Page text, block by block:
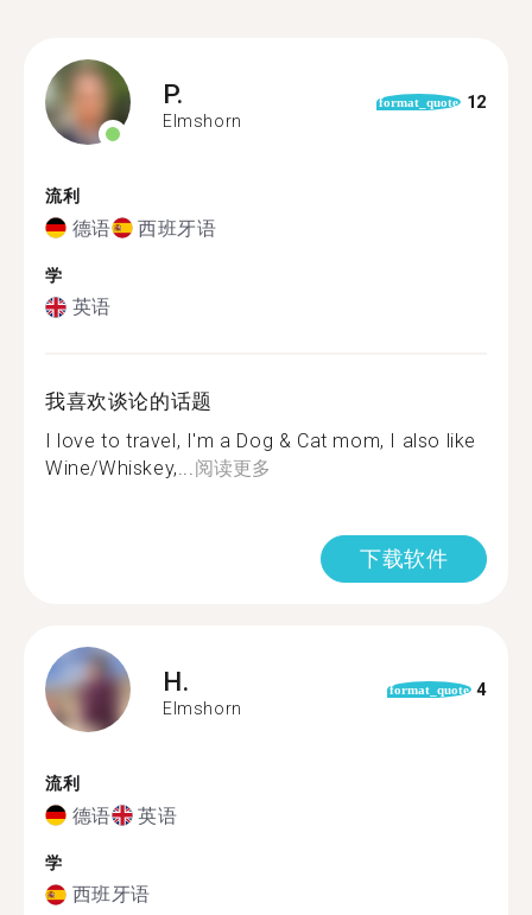
P.
Elmshorn
format_quote 12
流利
德语 西班牙语
学
英语
我喜欢谈论的话题
I love to travel, I'm a Dog & Cat mom, I also like
Wine/Whiskey,...阅读更多
下载软件
H.
Elmshorn
format_quote 4
流利
德语 英语
学
西班牙语